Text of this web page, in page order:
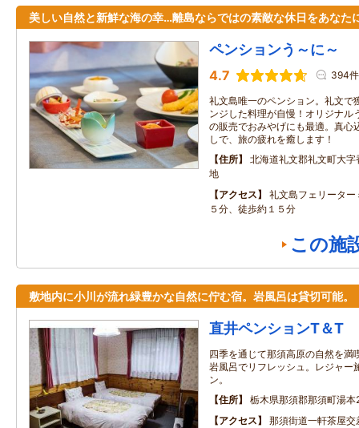
美しい自然と新鮮な海の幸…離島ならではの素敵な休日をあなた
ペンションう～に～
4.7 394件
礼文島唯一のペンション。礼文で
ンジした料理が自慢！オリジナル
の販売でおみやげにも最適。真心
しで、旅の疲れを癒します！
住所
北海道礼文郡礼文町大
地
アクセス
礼文島フェリータ
５分、徒歩約１５分
この施
敷地内に小川が流れ緑豊かな自然に佇む宿。岩風呂は貸切可能。
直井ペンションT＆T
四季を通じて那須高原の自然を満
岩風呂でリフレッシュ。レジャー
ン。
住所
栃木県那須郡那須町湯
アクセス
那須街道一軒茶屋